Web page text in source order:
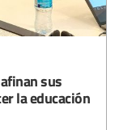
sus
la educación